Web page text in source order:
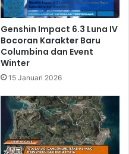
Genshin Impact 6.3 Luna IV
Bocoran Karakter Baru
Columbina dan Event
Winter
15 Januari 2026